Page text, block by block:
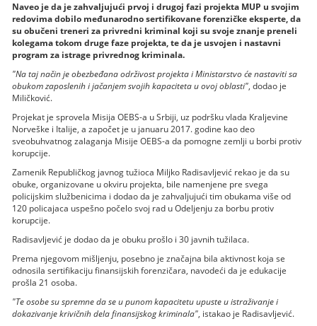
Naveo je da je zahvaljujući prvoj i drugoj fazi projekta MUP u svojim
redovima dobilo međunarodno sertifikovane forenzičke eksperte, da
su obučeni treneri za privredni kriminal koji su svoje znanje preneli
kolegama tokom druge faze projekta, te da je usvojen i nastavni
program za istrage privrednog kriminala.
"Na taj način je obezbeđana održivost projekta i Ministarstvo će nastaviti sa
obukom zaposlenih i jačanjem svojih kapaciteta u ovoj oblasti", dodao je
Miličković.
Projekat je sprovela Misija OEBS-a u Srbiji, uz podršku vlada Kraljevine
Norveške i Italije, a započet je u januaru 2017. godine kao deo
sveobuhvatnog zalaganja Misije OEBS-a da pomogne zemlji u borbi protiv
korupcije.
Zamenik Republičkog javnog tužioca Miljko Radisavljević rekao je da su
obuke, organizovane u okviru projekta, bile namenjene pre svega
policijskim službenicima i dodao da je zahvaljujući tim obukama više od
120 policajaca uspešno počelo svoj rad u Odeljenju za borbu protiv
korupcije.
Radisavljević je dodao da je obuku prošlo i 30 javnih tužilaca.
Prema njegovom mišljenju, posebno je značajna bila aktivnost koja se
odnosila sertifikaciju finansijskih forenzičara, navodeći da je edukacije
prošla 21 osoba.
"Te osobe su spremne da se u punom kapacitetu upuste u istraživanje i
dokazivanje krivičnih dela finansijskog kriminala", istakao je Radisavljević.